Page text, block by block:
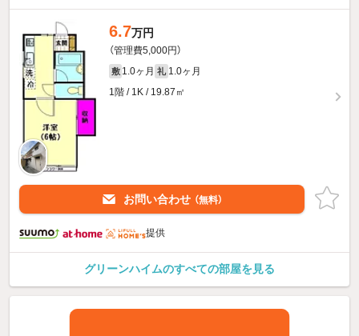
6.7万円
（管理費5,000円）
敷 1.0ヶ月 礼 1.0ヶ月
1階 / 1K / 19.87㎡
お問い合わせ （無料）
提供
グリーンハイムのすべての部屋を見る